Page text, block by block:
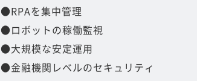
●RPAを集中管理
●ロボットの稼働監視
●大規模な安定運用
●金融機関レベルのセキュリティ